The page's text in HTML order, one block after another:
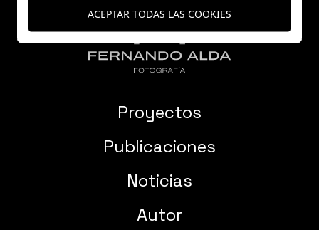
Proyectos
Publicaciones
Noticias
Autor
ACEPTAR TODAS LAS COOKIES